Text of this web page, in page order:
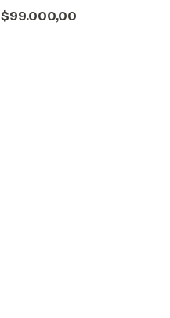
$99.000,00